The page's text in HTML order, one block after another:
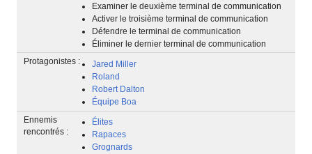
Examiner le deuxième terminal de communication
Activer le troisième terminal de communication
Défendre le terminal de communication
Éliminer le dernier terminal de communication
Protagonistes :
Jared Miller
Roland
Robert Dalton
Équipe Boa
Ennemis
rencontrés :
Élites
Rapaces
Grognards